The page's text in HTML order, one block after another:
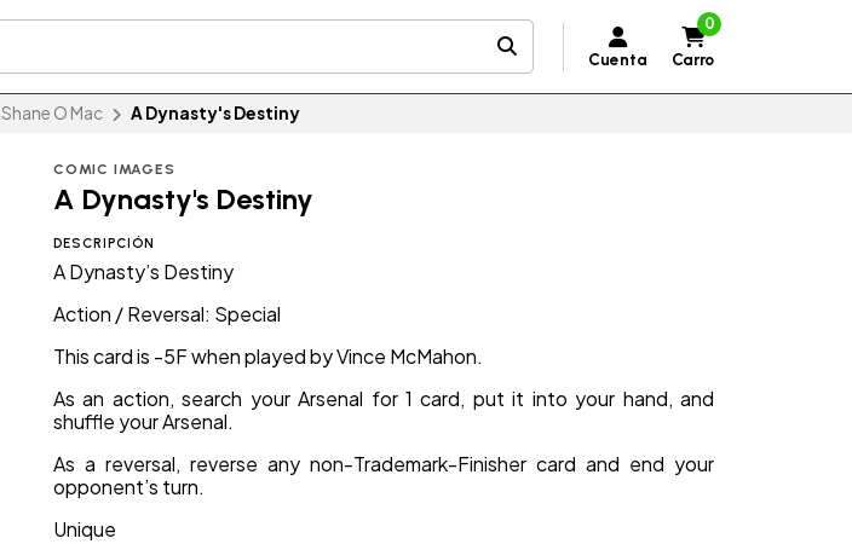
Cuenta
0
Carro
Shane O Mac A Dynasty's Destiny
COMIC IMAGES
A Dynasty's Destiny
DESCRIPCIÓN
A Dynasty’s Destiny
Action / Reversal: Special
This card is -5F when played by Vince McMahon.
As an action, search your Arsenal for 1 card, put it into your hand, and
shuffle your Arsenal.
As a reversal, reverse any non-Trademark-Finisher card and end your
opponent’s turn.
Unique